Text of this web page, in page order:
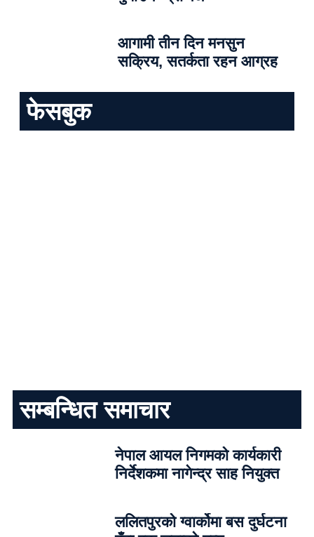
आगामी तीन दिन मनसुन
सक्रिय, सतर्कता रहन आग्रह
फेसबुक
सम्बन्धित समाचार
नेपाल आयल निगमको कार्यकारी
निर्देशकमा नागेन्द्र साह नियुक्त
ललितपुरको ग्वार्कोमा बस दुर्घटना